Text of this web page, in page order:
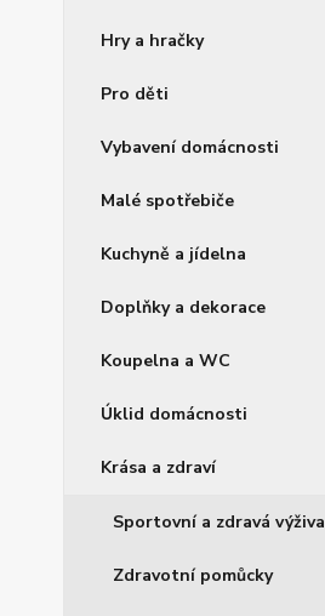
Hry a hračky
Pro děti
Vybavení domácnosti
Malé spotřebiče
Kuchyně a jídelna
Doplňky a dekorace
Koupelna a WC
Úklid domácnosti
Krása a zdraví
Sportovní a zdravá výživa
Zdravotní pomůcky